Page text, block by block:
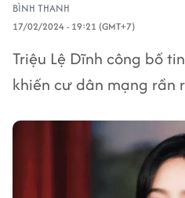
BÌNH THANH
17/02/2024 - 19:21 (GMT+7)
Triệu Lệ Dĩnh công bố
khiến cư dân mạng rần